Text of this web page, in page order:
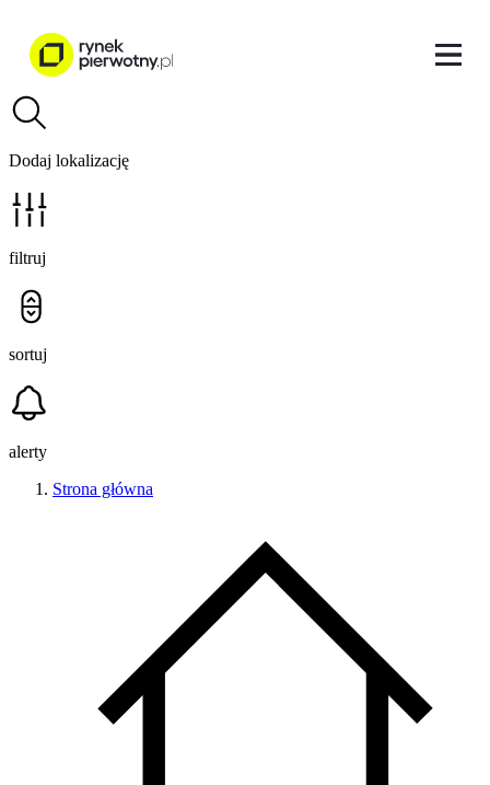
Dodaj lokalizację
filtruj
sortuj
alerty
Strona główna